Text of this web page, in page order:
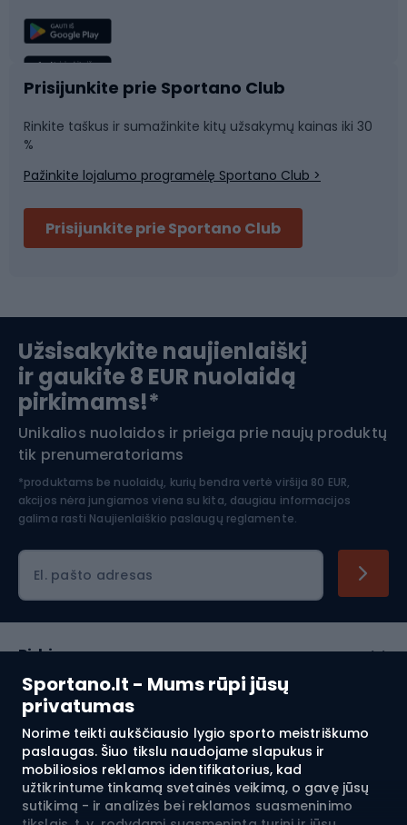
Sportano.lt - Mums rūpi jūsų
privatumas
Norime teikti aukščiausio lygio sporto meistriškumo
paslaugas. Šiuo tikslu naudojame slapukus ir
mobiliosios reklamos identifikatorius, kad
užtikrintume tinkamą svetainės veikimą, o gavę jūsų
sutikimą - ir analizės bei reklamos suasmeninimo
Žvejyba
Sportinė medicina
Plaukimas
Komandinis sportas
Slidinėjimas
Apranga žiemos sportui
Šiaurietiškas ėjimas
Prisijunkite prie Sportano Club
Rinkite taškus ir sumažinkite kitų užsakymų kainas iki 30
%
Pažinkite lojalumo programėlę Sportano Club >
Prisijunkite prie Sportano Club
Užsisakykite naujienlaiškį
ir gaukite 8 EUR nuolaidą
pirkimams!*
Unikalios nuolaidos ir prieiga prie naujų produktų
tik prenumeratoriams
*produktams be nuolaidų, kurių bendra vertė viršija 80 EUR,
akcijos nėra jungiamos viena su kita, daugiau informacijos
galima rasti Naujienlaiškio paslaugų reglamente.
El. pašto adresas
Pirkimas
Klientų aptarnavimas
Reglamentai
Apie mus